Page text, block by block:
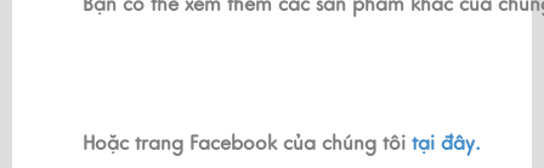
Hoặc trang Facebook của chúng tôi tại đây.